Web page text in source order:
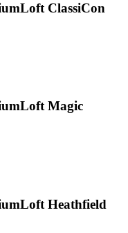
ClassiCon
Magic
Heathfield